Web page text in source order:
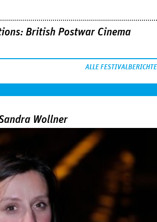
British Postwar Cinema
ALLE FESTIVALBERICHTE
Wollner